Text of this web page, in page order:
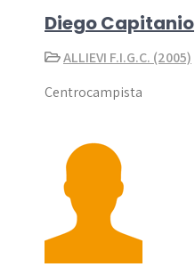
Diego Capitanio
ALLIEVI F.I.G.C. (2005)
Centrocampista